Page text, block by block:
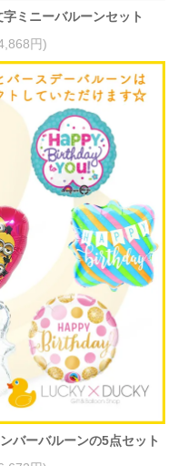
ミニーバルーンセット
円)
バーバルーンの5点セット